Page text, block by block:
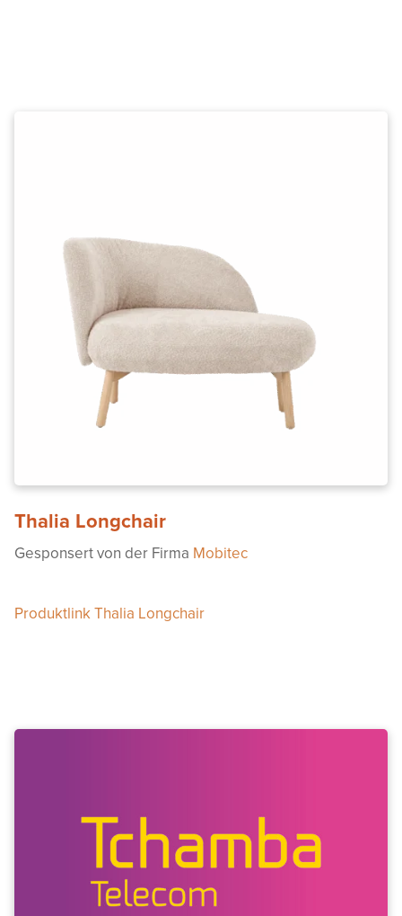
Thalia Longchair
Gesponsert von der Firma Mobitec
Produktlink Thalia Longchair